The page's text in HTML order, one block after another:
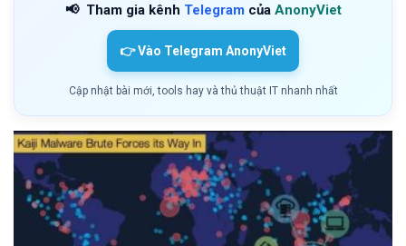
📢 Tham gia kênh Telegram của AnonyViet
👉 Vào Telegram AnonyViet
Cập nhật bài mới, tools hay và thủ thuật IT nhanh nhất